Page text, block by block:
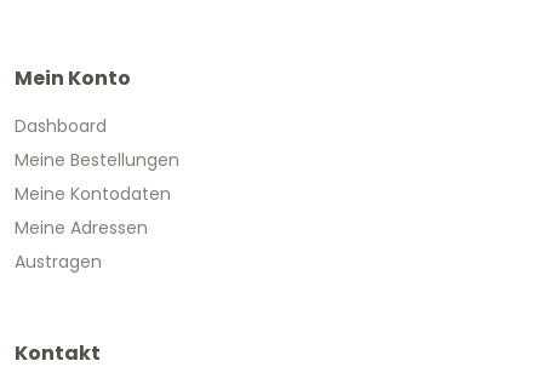
Mein Konto
Dashboard
Meine Bestellungen
Meine Kontodaten
Meine Adressen
Austragen
Kontakt